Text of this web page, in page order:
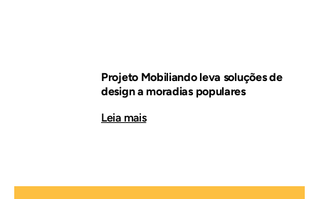
Projeto Mobiliando leva soluções de
design a moradias populares
Leia mais